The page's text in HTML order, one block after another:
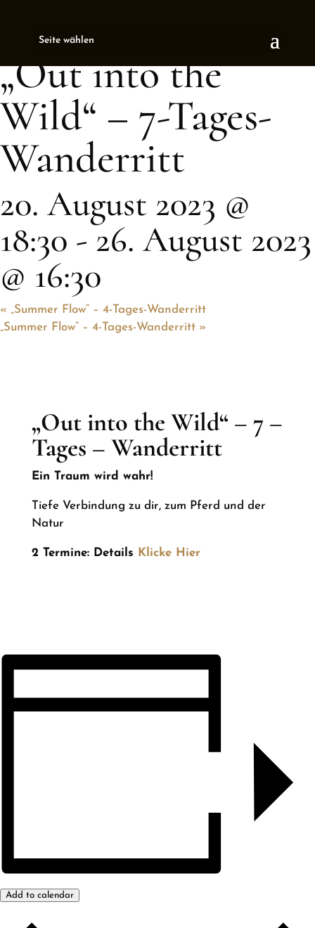
Seite wählen
This event has passed.
„Out into the
Wild“ – 7-Tages-
Wanderritt
20. August 2023 @
18:30 -26. August 2023
@ 16:30
« „Summer Flow“ – 4-Tages-Wanderritt
„Summer Flow“ – 4-Tages-Wanderritt »
„Out into the Wild“ – 7 –
Tages – Wanderritt
Ein Traum wird wahr!
Tiefe Verbindung zu dir, zum Pferd und der
Natur
2 Termine: Details Klicke Hier
Add to calendar